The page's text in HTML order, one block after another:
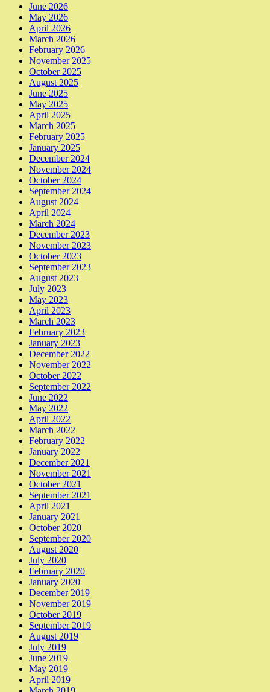
June 2026
May 2026
April 2026
March 2026
February 2026
November 2025
October 2025
August 2025
June 2025
May 2025
April 2025
March 2025
February 2025
January 2025
December 2024
November 2024
October 2024
September 2024
August 2024
April 2024
March 2024
December 2023
November 2023
October 2023
September 2023
August 2023
July 2023
May 2023
April 2023
March 2023
February 2023
January 2023
December 2022
November 2022
October 2022
September 2022
June 2022
May 2022
April 2022
March 2022
February 2022
January 2022
December 2021
November 2021
October 2021
September 2021
April 2021
January 2021
October 2020
September 2020
August 2020
July 2020
February 2020
January 2020
December 2019
November 2019
October 2019
September 2019
August 2019
July 2019
June 2019
May 2019
April 2019